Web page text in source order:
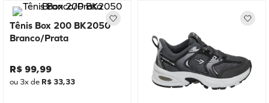
Tênis Box 200 BK2050
Branco/Prata
R$ 99,99
ou 3x de R$ 33,33